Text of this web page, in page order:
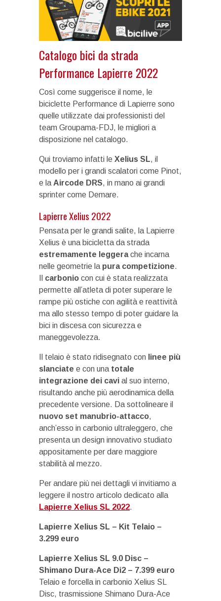
Catalogo bici da strada
Performance Lapierre 2022
Così come suggerisce il nome, le
biciclette Performance di Lapierre sono
quelle utilizzate dai professionisti del
team Groupama-FDJ, le migliori a
disposizione nel catalogo.
Qui troviamo infatti le Xelius SL, il
modello per i grandi scalatori come Pinot,
e la Aircode DRS, in mano ai grandi
sprinter come Demare.
Lapierre Xelius 2022
Pensata per le grandi salite, la Lapierre
Xelius è una bicicletta da strada
estremamente leggerache incarna
nelle geometrie la pura competizione.
carbonio con cui è stata realizzata
permette all’atleta di poter superare le
rampe più ostiche con agilità e reattività
ma allo stesso tempo di poter guidare la
bici in discesa con sicurezza e
maneggevolezza.
Il telaio è stato ridisegnato con linee più
slanciate e con una totale
integrazione dei cavi al suo interno,
risultando anche più aerodinamica della
precedente versione. Da sottolineare il
nuovo set manubrio-attacco,
anch’esso in carbonio ultraleggero, che
presenta un design innovativo studiato
appositamente per dare maggiore
stabilità al mezzo.
Per andare più nei dettagli vi invitiamo a
leggere il nostro articolo dedicato alla
Lapierre Xelius SL 2022.
Lapierre Xelius SL – Kit Telaio –
3.299 euro
Lapierre Xelius SL 9.0 Disc –
Shimano Dura-Ace Di2 – 7.399 euro
Telaio e forcella in carbonio Xelius SL
Disc, trasmissione Shimano Dura-Ace